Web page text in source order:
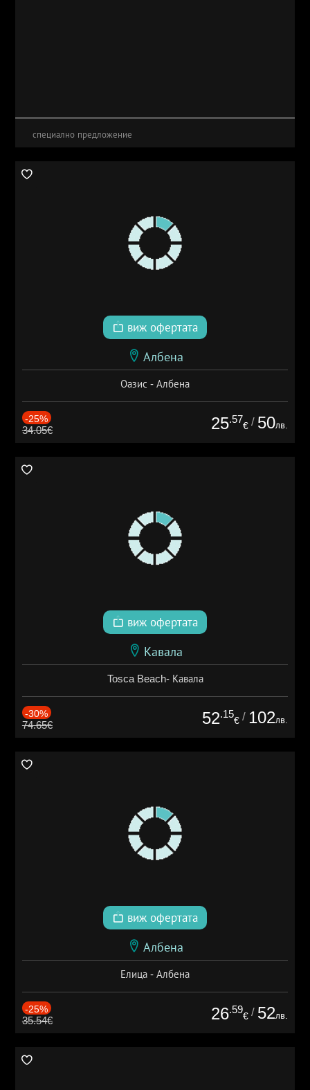
специално предложение
виж офертата
Албена
Оазис - Албена
-25%
34.05€ 25.57
€ / 50лв.
виж офертата
Кавала
Tosca Beach- Кавала
-30%
74.65€ 52.15
€ / 102лв.
виж офертата
Албена
Елица - Албена
-25%
35.54€ 26.59
€ / 52лв.